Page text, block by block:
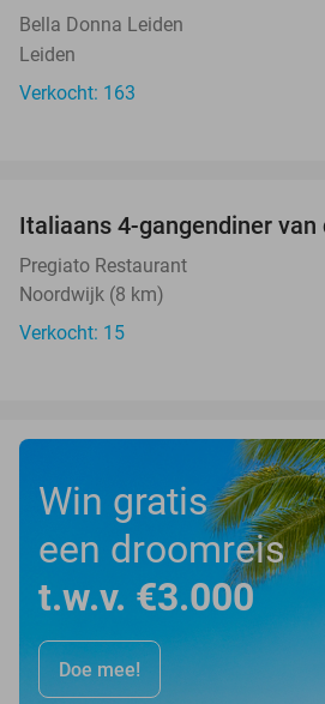
Bella Donna Leiden
Leiden
Verkocht: 163
Italiaans 4-gangendiner van
Pregiato Restaurant
Noordwijk (8 km)
Verkocht: 15
Win gratis
een droomreis
t.w.v. €3.000
Doe mee!